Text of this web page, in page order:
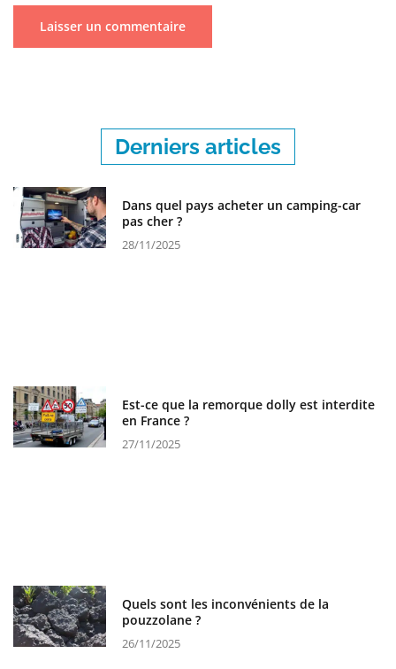
Derniers articles
Dans quel pays acheter un camping-car
pas cher ?
28/11/2025
Est-ce que la remorque dolly est interdite
en France ?
27/11/2025
Quels sont les inconvénients de la
pouzzolane ?
26/11/2025